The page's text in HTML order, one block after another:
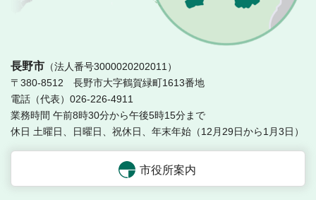
長野市 （法人番号3000020202011）
〒380-8512 長野市大字鶴賀緑町1613番地
電話（代表）026-226-4911
業務時間 午前8時30分から午後5時15分まで
休日 土曜日、日曜日、祝休日、年末年始（12月29日から1月3日）
市役所案内